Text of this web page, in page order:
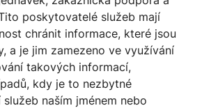
poskytovatelé služeb mají
chránit informace, které jsou
a je jim zamezeno ve využívání
takových informací,
kdy je to nezbytné
naším jménem nebo